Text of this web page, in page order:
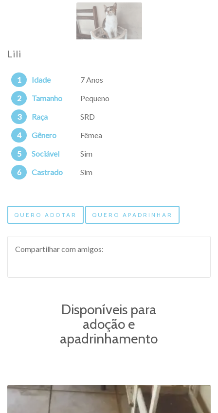
Lili
Idade
7 Anos
Tamanho
Pequeno
Raça
SRD
Gênero
Fêmea
Sociável
Sim
Castrado
Sim
QUERO ADOTAR QUERO APADRINHAR
Compartilhar com amigos:
Disponíveis para
adoção e
apadrinhamento